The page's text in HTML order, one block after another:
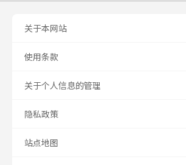
关于本网站
使用条款
关于个人信息的管理
隐私政策
站点地图